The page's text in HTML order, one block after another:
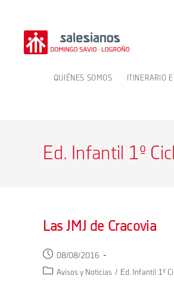
contenido
QUIÉNES SOMOS ITINERARIO
Ed. Infantil 1º
Las JMJ de Cracovia
Publicación
de
08/08/2016
Categoría
Avisos y Noticias / Ed. Infantil 1º